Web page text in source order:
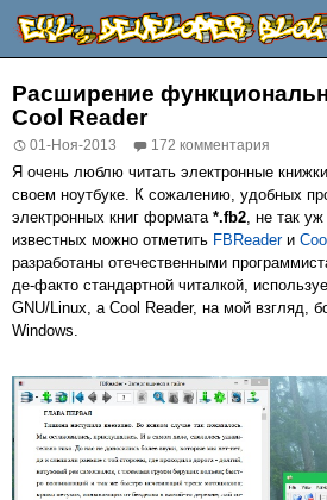
Перейти
содержимому
Расширение
Cool Reader
01-Ноя-2013 172 комментария
Я очень люблю читать электронные
своем ноутбуке. К сожалению, удобных
электронных книг формата *.fb2, не так
известных можно отметить FBReaderи
разработаны отечественными
де-факто стандартной читалкой,
GNU/Linux, а Cool Reader, на мой взгляд,
Windows.